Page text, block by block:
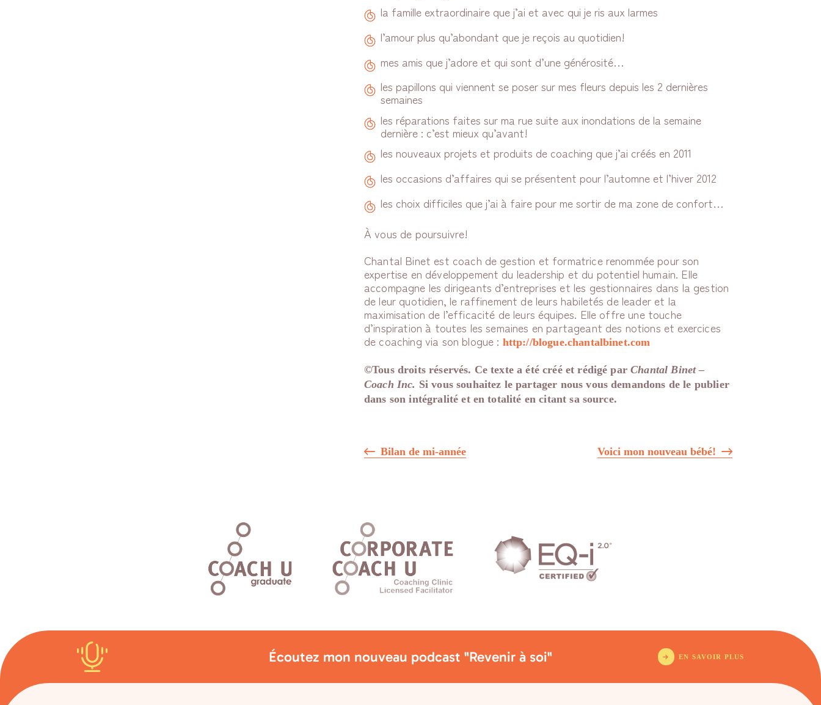
la famille extraordinaire que j’ai et avec qui je ris aux larmes
l’amour plus qu’abondant que je reçois au quotidien!
mes amis que j’adore et qui sont d’une générosité…
les papillons qui viennent se poser sur mes fleurs depuis les 2 dernières
semaines
les réparations faites sur ma rue suite aux inondations de la semaine
dernière : c’est mieux qu’avant!
les nouveaux projets et produits de coaching que j’ai créés en 2011
les occasions d’affaires qui se présentent pour l’automne et l’hiver 2012
les choix difficiles que j’ai à faire pour me sortir de ma zone de confort…
À vous de poursuivre!
Chantal Binet est coach de gestion et formatrice renommée pour son
expertise en développement du leadership et du potentiel humain. Elle
accompagne les dirigeants d’entreprises et les gestionnaires dans la gestion
de leur quotidien, le raffinement de leurs habiletés de leader et la
maximisation de l’efficacité de leurs équipes. Elle offre une touche
d’inspiration à toutes les semaines en partageant des notions et exercices
de coaching via son blogue : http://blogue.chantalbinet.com
©Tous droits réservés. Ce texte a été créé et rédigé parChantal Binet –
Coach Inc. Si vous souhaitez le partager nous vous demandons de le publier
dans son intégralité et en totalité en citant sa source.
Bilan de mi-année Voici mon nouveau bébé!
Écoutez mon nouveau podcast "Revenir à soi" EN SAVOIR PLUS